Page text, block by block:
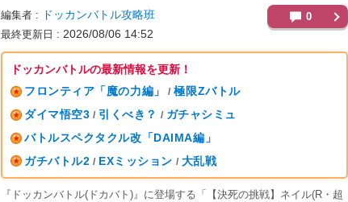
編集者 ドッカンバトル攻略班
最終更新日 2026/08/06 14:52
0
ドッカンバトルの最新情報を更新！
フロンティア「魔の力編」
/ 極限Zバトル
ダイマ悟空3 / 引くべき？ / ガチャシミュ
バトルスペクタクル改「DAIMA編」
ガチバトル2 / EXミッション / 大乱戦
『ドッカンバトル(ドカバト)』に登場する「【決死の挑戦】ネイル(R・超